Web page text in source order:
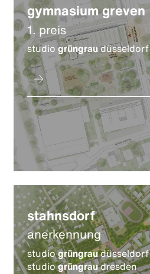
gymnasium greven
1. preis
studiogrüngraudüsseldorf
stahnsdorf
anerkennung
studiogrüngraudüsseldorf
studiogrüngraudresden